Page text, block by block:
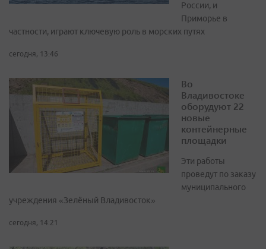
России, и
Приморье в
частности, играют ключевую роль в морских путях
сегодня, 13:46
Во
Владивостоке
оборудуют 22
новые
контейнерные
площадки
Эти работы
проведут по заказу
муниципального
учреждения «Зелёный Владивосток»
сегодня, 14:21